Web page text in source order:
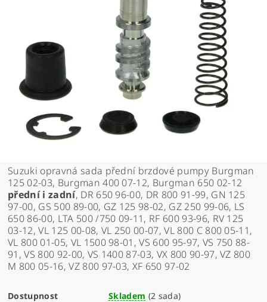
Suzuki opravná sada přední brzdové pumpy Burgman
125 02-03, Burgman 400 07-12, Burgman 650 02-12
přední i zadní, DR 650 96-00, DR 800 91-99, GN 125
97-00, GS 500 89-00, GZ 125 98-02, GZ 250 99-06, LS
650 86-00, LTA 500 /750 09-11, RF 600 93-96, RV 125
03-12, VL 125 00-08, VL 250 00-07, VL 800 C 800 05-11,
VL 800 01-05, VL 1500 98-01, VS 600 95-97, VS 750 88-
91, VS 800 92-00, VS 1400 87-03, VX 800 90-97, VZ 800
M 800 05-16, VZ 800 97-03, XF 650 97-02
Dostupnost Skladem (2 sada)